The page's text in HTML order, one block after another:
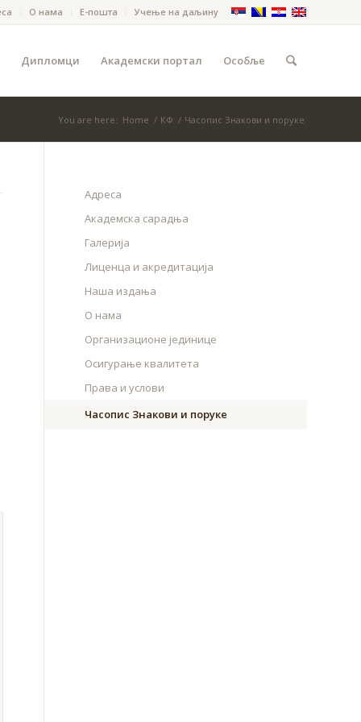
О нама Е-пошта Учење на даљину
Дипломци Академски портал Особље
You are here: Home / КФ / Часопис Знакови и поруке
Адреса
Академска сарадња
Галерија
Лиценца и акредитација
Наша издања
О нама
Организационе јединице
Осигурање квалитета
Права и услови
Часопис Знакови и поруке